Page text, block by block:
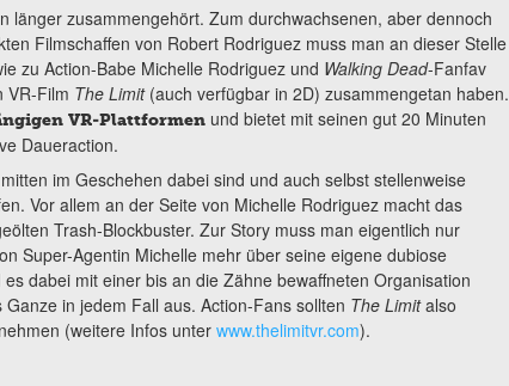
länger zusammengehört. Zum durchwachsenen, aber dennoch
Filmschaffen von Robert Rodriguez muss man an dieser Stelle
zu Action-Babe Michelle Rodriguez und Walking Dead-Fanfav
VR-Film The Limit(auch verfügbar in 2D) zusammengetan haben.
VR-Plattformenund bietet mit seinen gut 20 Minuten
Daueraction.
im Geschehen dabei sind und auch selbst stellenweise
Vor allem an der Seite von Michelle Rodriguez macht das
Trash-Blockbuster. Zur Story muss man eigentlich nur
Super-Agentin Michelle mehr über seine eigene dubiose
dabei mit einer bis an die Zähne bewaffneten Organisation
in jedem Fall aus. Action-Fans sollten The Limitalso
(weitere Infos unterwww.thelimitvr.com).